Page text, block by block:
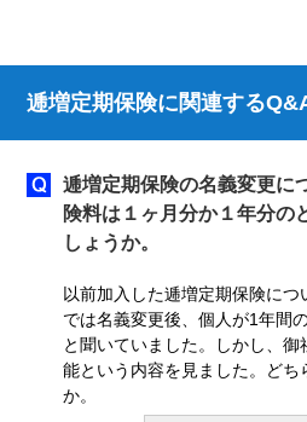
逓増定期保険に関連する
逓増定期保険の名義変更に
険料は１ヶ月分か１年分の
しょうか。
以前加入した逓増定期保険に
では名義変更後、個人が1年間
と聞いていました。しかし、
能という内容を見ました。どち
か。